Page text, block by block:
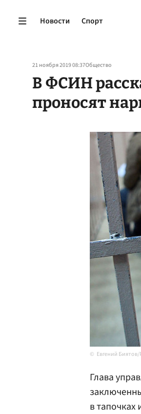
Новости Спорт
21 ноября 2019 08:37Общество
В ФСИН
проносят
Евгений
Глава
в тапочках